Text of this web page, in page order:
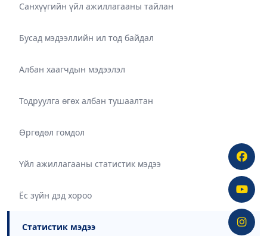
Санхүүгийн үйл ажиллагааны тайлан
Бусад мэдээллийн ил тод байдал
Албан хаагчдын мэдээлэл
Тодруулга өгөх албан тушаалтан
Өргөдөл гомдол
Үйл ажиллагааны статистик мэдээ
Ёс зүйн дэд хороо
Статистик мэдээ ●